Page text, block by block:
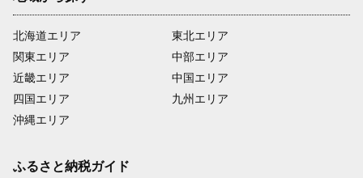
北海道エリア
関東エリア
近畿エリア
四国エリア
沖縄エリア
東北エリア
中部エリア
中国エリア
九州エリア
ふるさと納税ガイド